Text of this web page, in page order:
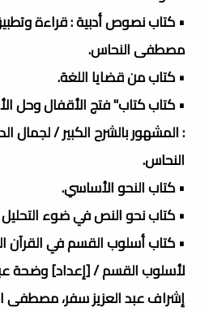
• كتاب نصوص أدبية : قراءة
مصطفى النحاس.
• كتاب من قضايا اللغة.
• كتاب كتاب" فتج الأقفال وحل
: المشهور بالشرح الكبير /
النحاس.
• كتاب النحو الأساسي.
• كتاب نحو النص في ضوء
• كتاب أسلوب القسم في القرآن
لأسلوب القسم / [إعداد] وضحة
إشراف عبد العزيز سفر، مصطفى